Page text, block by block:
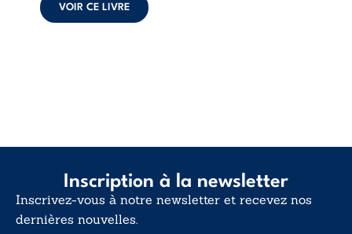
d’existence pour ...
VOIR CE LIVRE
Inscription à la newsletter
Inscrivez-vous à notre newsletter et recevez nos
dernières nouvelles.